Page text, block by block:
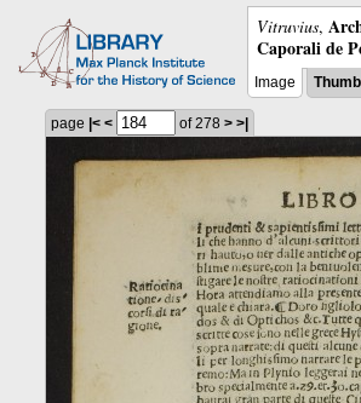
Vitruvius,
Caporali de
Image
page |< < of 278 > >|